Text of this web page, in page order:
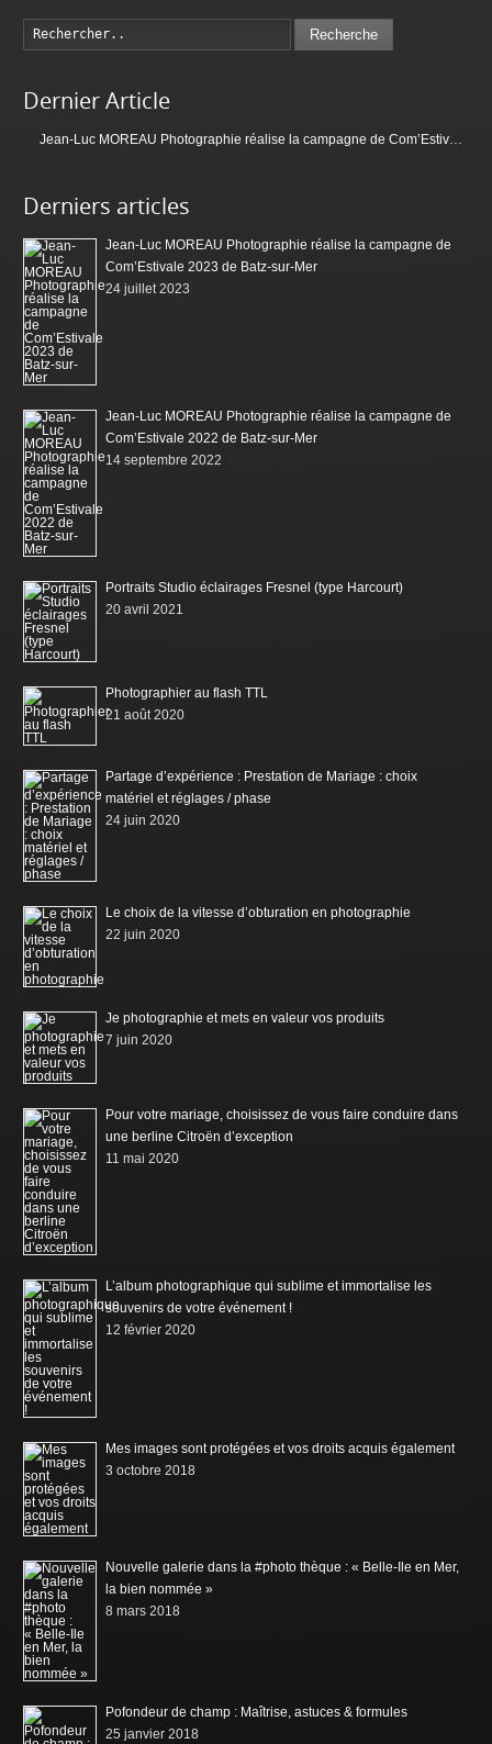
Recherche
Dernier Article
Jean-Luc MOREAU Photographie réalise la campagne de Com’Estivale 2023 de Batz-sur-Mer
Derniers articles
Jean-Luc MOREAU Photographie réalise la campagne de
Com’Estivale 2023 de Batz-sur-Mer
24 juillet 2023
Jean-Luc MOREAU Photographie réalise la campagne de
Com’Estivale 2022 de Batz-sur-Mer
14 septembre 2022
Portraits Studio éclairages Fresnel (type Harcourt)
20 avril 2021
Photographier au flash TTL
21 août 2020
Partage d’expérience : Prestation de Mariage : choix
matériel et réglages / phase
24 juin 2020
Le choix de la vitesse d’obturation en photographie
22 juin 2020
Je photographie et mets en valeur vos produits
7 juin 2020
Pour votre mariage, choisissez de vous faire conduire dans
une berline Citroën d’exception
11 mai 2020
L’album photographique qui sublime et immortalise les
souvenirs de votre événement !
12 février 2020
Mes images sont protégées et vos droits acquis également
3 octobre 2018
Nouvelle galerie dans la #photo thèque : « Belle-Ile en Mer,
la bien nommée »
8 mars 2018
Pofondeur de champ : Maîtrise, astuces & formules
25 janvier 2018